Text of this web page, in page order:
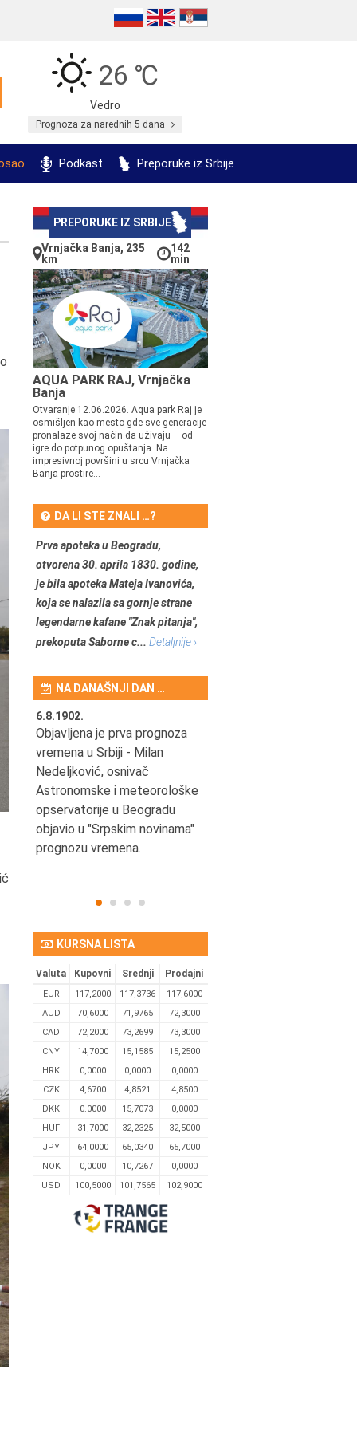
26 ℃
Vedro
Prognoza za narednih 5 dana
Podkast Preporuke iz Srbije
PREPORUKE IZ SRBIJE
Vrnjačka Banja, 235
km
142
min
AQUA PARK RAJ, Vrnjačka
Banja
Otvaranje 12.06.2026. Aqua park Raj je
osmišljen kao mesto gde sve generacije
pronalaze svoj način da uživaju – od
igre do potpunog opuštanja. Na
impresivnoj površini u srcu Vrnjačka
Banja prostire...
DA LI STE ZNALI …?
Prva apoteka u Beogradu,
otvorena 30. aprila 1830. godine,
je bila apoteka Mateja Ivanovića,
koja se nalazila sa gornje strane
legendarne kafane "Znak pitanja",
prekoputa Saborne c... Detaljnije ›
NA DANAŠNJI DAN …
6.8.1902.
Objavljena je prva prognoza
vremena u Srbiji - Milan
Nedeljković, osnivač
Astronomske i meteorološke
opservatorije u Beogradu
objavio u "Srpskim novinama"
prognozu vremena.
KURSNA LISTA
Valuta Kupovni Srednji Prodajni
EUR 117,2000 117,3736
117,6000
AUD
70,6000 71,9765
72,3000
CAD
72,2000 73,2699
73,3000
CNY
14,7000 15,1585
15,2500
HRK
0,0000 0,0000
0,0000
CZK
4,6700 4,8521
4,8500
DKK
0.0000 15,7073
0,0000
HUF
31,7000 32,2325
32,5000
JPY
64,0000 65,0340
65,7000
NOK
0,0000 10,7267
0,0000
USD
100,5000 101,7565 102,9000